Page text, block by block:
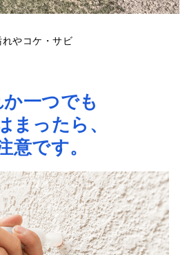
れやコケ・サビ
一つでも
まったら、
意です。